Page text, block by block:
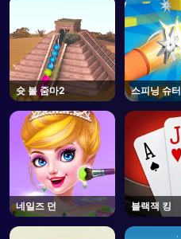
슛 볼 줌마2 스피닝 슈터
네일즈 던 블랙잭 킹